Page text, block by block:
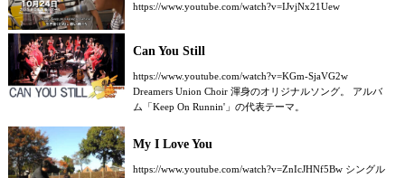
https://www.youtube.com/watch?v=IJvjNx21Uew
Can You Still
https://www.youtube.com/watch?v=KGm-SjaVG2w
Dreamers Union Choir 渾身のオリジナルソング。 アルバ
ム「Keep On Runnin'」の代表テーマ。
My I Love You
https://www.youtube.com/watch?v=ZnIcJHNf5Bw シングル